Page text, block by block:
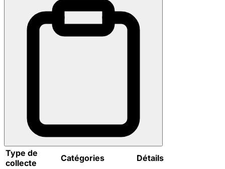
Type de
collecte
Catégories Détails